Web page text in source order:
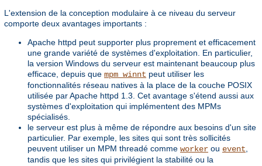
L'extension de la conception modulaire à ce niveau du serveur
comporte deux avantages importants :
Apache httpd peut supporter plus proprement et efficacement
une grande variété de systèmes d'exploitation. En particulier,
la version Windows du serveur est maintenant beaucoup plus
efficace, depuis que mpm_winnt peut utiliser les
fonctionnalités réseau natives à la place de la couche POSIX
utilisée par Apache httpd 1.3. Cet avantage s'étend aussi aux
systèmes d'exploitation qui implémentent des MPMs
spécialisés.
le serveur est plus à même de répondre aux besoins d'un site
particulier. Par exemple, les sites qui sont très sollicités
peuvent utiliser un MPM threadé comme worker ou event
tandis que les sites qui privilégient la stabilité ou la